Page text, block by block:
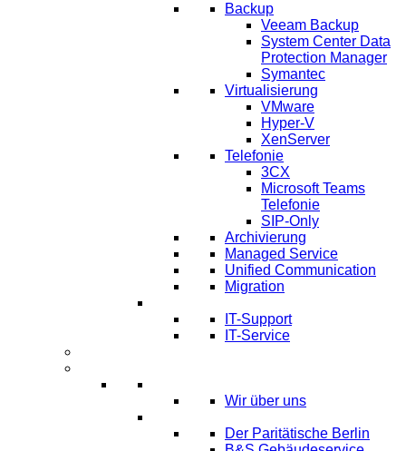
Backup
Veeam Backup
System Center Data
Protection Manager
Symantec
Virtualisierung
VMware
Hyper-V
XenServer
Telefonie
3CX
Microsoft Teams
Telefonie
SIP-Only
Archivierung
Managed Service
Unified Communication
Migration
IT-Support
IT-Service
Wir über uns
Der Paritätische Berlin